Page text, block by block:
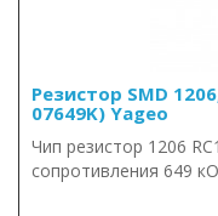
Резистор SMD
07649K) Yageo
Чип резистор 1206
сопротивления 649